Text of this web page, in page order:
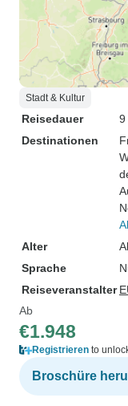
Stadt & Kultur
Reisedauer
9
Destinationen
Alter
Sprache
Reiseveranstalter
Ab
€1.948
Registrieren to
Broschüre